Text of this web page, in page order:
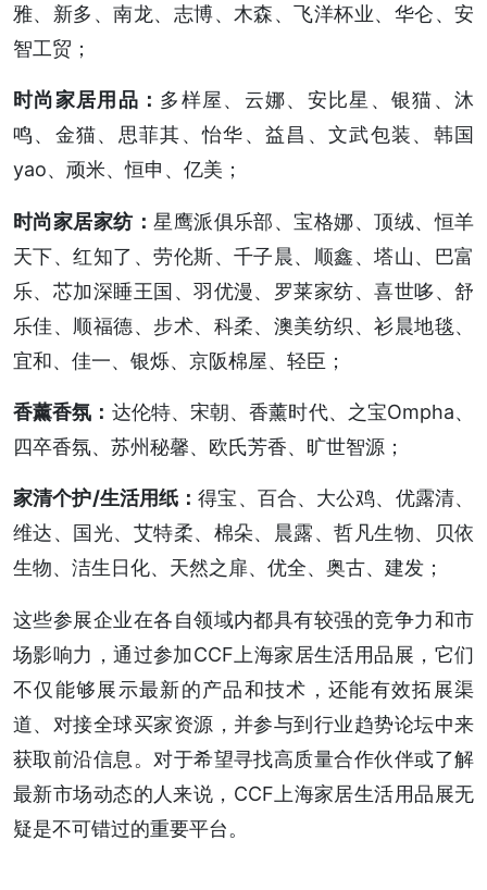
雅、新多、南龙、志博、木森、飞洋杯业、华仑、安
智工贸；
时尚家居用品： 多样屋、云娜、安比星、银猫、沐
鸣、金猫、思菲其、怡华、益昌、文武包装、韩国
yao、顽米、恒申、亿美；
时尚家居家纺：星鹰派俱乐部、宝格娜、顶绒、恒羊
天下、红知了、劳伦斯、千子晨、顺鑫、塔山、巴富
乐、芯加深睡王国、羽优漫、罗莱家纺、喜世哆、舒
乐佳、顺福德、步术、科柔、澳美纺织、衫晨地毯、
宜和、佳一、银烁、京阪棉屋、轻臣；
香薰香氛： 达伦特、宋朝、香薰时代、之宝Ompha、
四卒香氛、苏州秘馨、欧氏芳香、旷世智源；
家清个护/生活用纸：得宝、百合、大公鸡、优露清、
维达、国光、艾特柔、棉朵、晨露、哲凡生物、贝依
生物、洁生日化、天然之扉、优全、奥古、建发；
这些参展企业在各自领域内都具有较强的竞争力和市
场影响力，通过参加CCF上海家居生活用品展，它们
不仅能够展示最新的产品和技术，还能有效拓展渠
道、对接全球买家资源，并参与到行业趋势论坛中来
获取前沿信息。对于希望寻找高质量合作伙伴或了解
最新市场动态的人来说，CCF上海家居生活用品展无
疑是不可错过的重要平台。